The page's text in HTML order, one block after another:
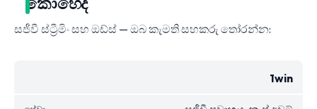
සජීවී ස්ට්‍රීමිං සහ ඔඩ්ස් — ඔබ කැමති සහකරු තෝරන්න:
1win